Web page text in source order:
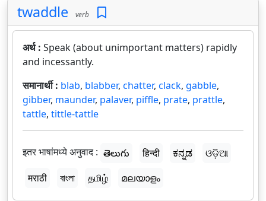
twaddle verb
अर्थ : Speak (about unimportant matters) rapidly
and incessantly.
समानार्थी : blab, blabber, chatter, clack, gabble,
gibber, maunder, palaver, piffle, prate, prattle,
tattle, tittle-tattle
इतर भाषांमध्ये अनुवाद : తెలుగు हिन्दी ಕನ್ನಡ
ଓଡ଼ିଆ
मराठी
বাংলা தமிழ் മലയാളം